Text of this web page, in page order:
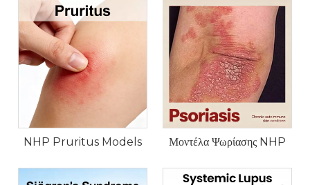
NHP Pruritus Models Μοντέλα Ψωρίασης NHP